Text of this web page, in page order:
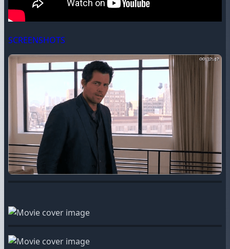
SCREENSHOTS